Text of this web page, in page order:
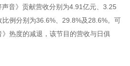
音》贡献营收分别为4.91亿元、3.25
例分别为36.6%、29.8%及28.6%。可
热度的减退，该节目的营收与日俱